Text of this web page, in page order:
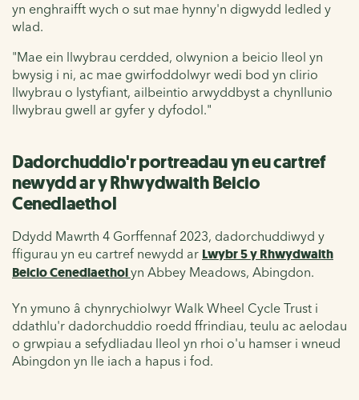
yn enghraifft wych o sut mae hynny'n digwydd ledled y
wlad.
"Mae ein llwybrau cerdded, olwynion a beicio lleol yn
bwysig i ni, ac mae gwirfoddolwyr wedi bod yn clirio
llwybrau o lystyfiant, ailbeintio arwyddbyst a chynllunio
llwybrau gwell ar gyfer y dyfodol."
Dadorchuddio'r portreadau yn eu cartref
newydd ar y Rhwydwaith Beicio
Cenedlaethol
Ddydd Mawrth 4 Gorffennaf 2023, dadorchuddiwyd y
ffigurau yn eu cartref newydd ar Lwybr 5 y Rhwydwaith
Beicio Cenedlaetholyn Abbey Meadows, Abingdon.
Yn ymuno â chynrychiolwyr Walk Wheel Cycle Trust i
ddathlu'r dadorchuddio roedd ffrindiau, teulu ac aelodau
o grwpiau a sefydliadau lleol yn rhoi o'u hamser i wneud
Abingdon yn lle iach a hapus i fod.